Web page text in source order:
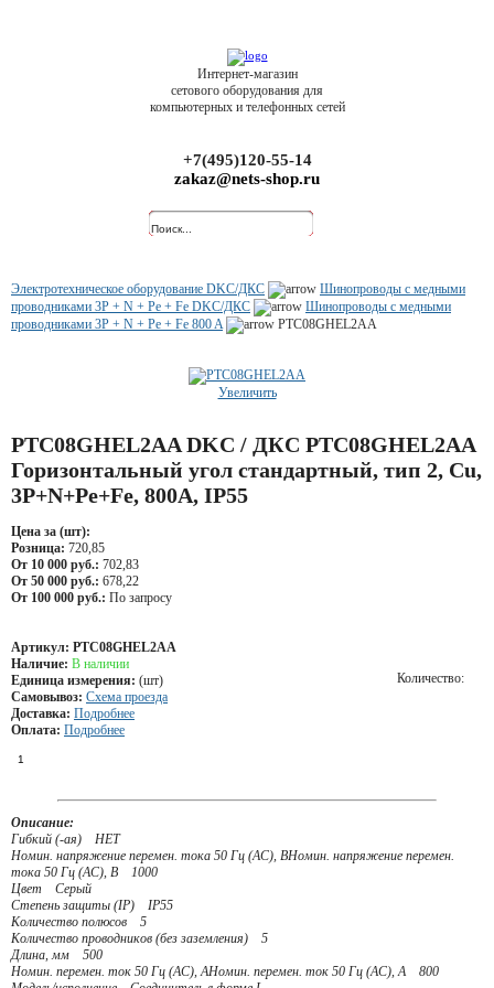
Интернет-магазин
сетового оборудования для
компьютерных и телефонных сетей
+7(495)120-55-14
zakaz@nets-shop.ru
Электротехническое оборудование DKC/ДКС
Шинопроводы с медными
проводниками 3P + N + Pe + Fe DKC/ДКС
Шинопроводы с медными
проводниками 3P + N + Pe + Fe 800 A
PTC08GHEL2AA
Увеличить
PTC08GHEL2AA DKC / ДКС PTC08GHEL2AA
Горизонтальный угол стандартный, тип 2, Cu,
3P+N+Pe+Fe, 800А, IP55
Цена за (шт):
Розница: 720,85
От 10 000 руб.: 702,83
От 50 000 руб.: 678,22
От 100 000 руб.: По запросу
Артикул: PTC08GHEL2AA
Наличие: В наличии
Единица измерения: (шт)
Самовывоз: Схема проезда
Доставка: Подробнее
Оплата: Подробнее
Количество:
Описание:
Гибкий (-ая) НЕТ
Номин. напряжение перемен. тока 50 Гц (AC), ВНомин. напряжение перемен.
тока 50 Гц (AC), В 1000
Цвет Серый
Степень защиты (IP) IP55
Количество полюсов 5
Количество проводников (без заземления) 5
Длина, мм 500
Номин. перемен. ток 50 Гц (AC), АНомин. перемен. ток 50 Гц (AC), А 800